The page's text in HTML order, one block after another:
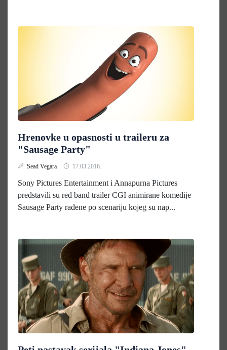
Hrenovke u opasnosti u traileru za
"Sausage Party"
Sead Vegara 17.03.2016.
Sony Pictures Entertainment i Annapurna Pictures
predstavili su red band trailer CGI animirane komedije
Sausage Party rađene po scenariju kojeg su nap...